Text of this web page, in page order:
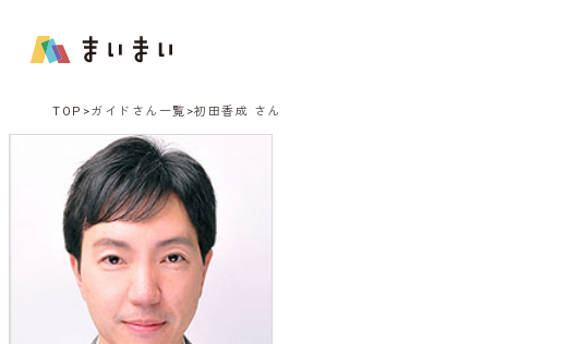
TOP ガイドさん一覧 初田香成 さん